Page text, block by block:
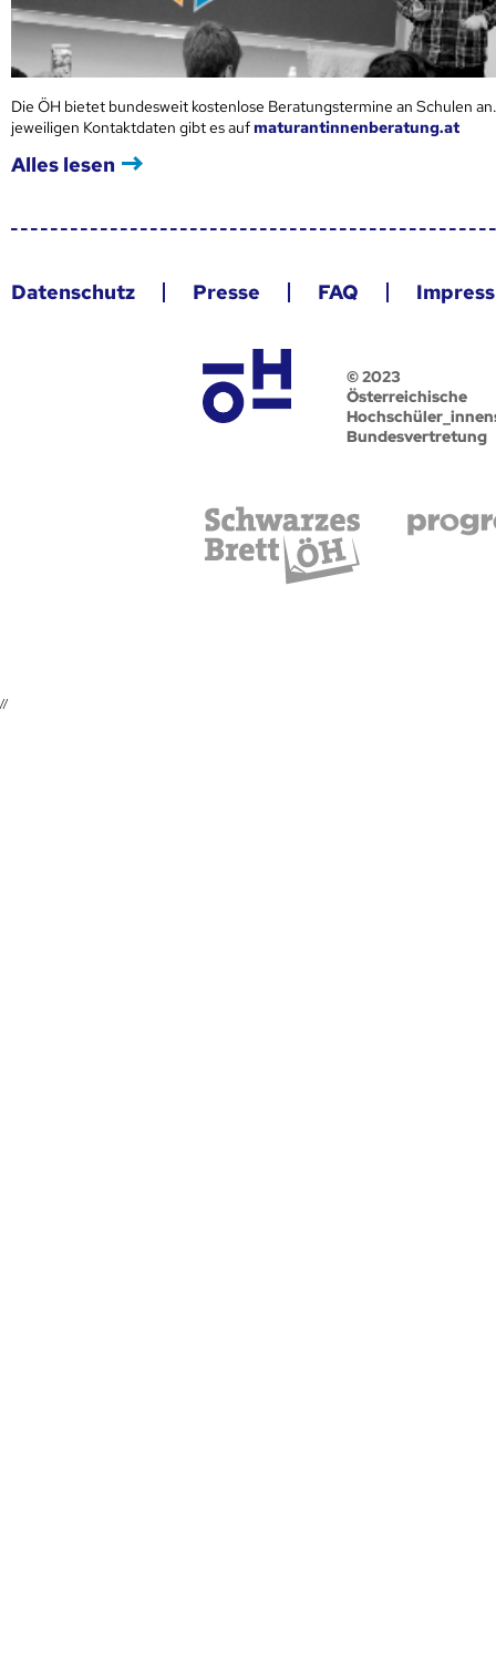
Die ÖH bietet bundesweit kostenlose Beratungstermine an Schulen
jeweiligen Kontaktdaten gibt es aufmaturantinnenberatung.at
Alles lesen
Datenschutz Presse FAQ
© 2023
Österreichische
Bundesvertretung
//